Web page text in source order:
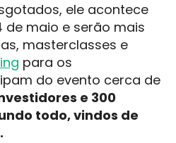
ele acontece
de maio e serão mais
masterclasses e
para os
do evento cerca de
e 300
todo, vindos de